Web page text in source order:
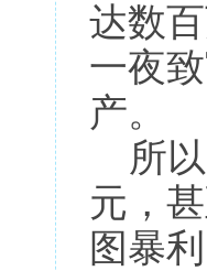
达数
一夜
产。
所以
元，
图暴